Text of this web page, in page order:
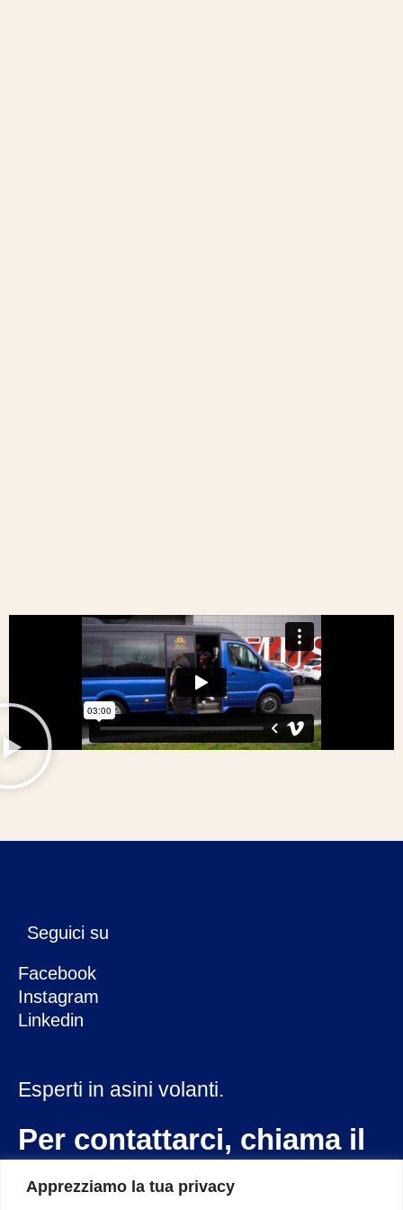
Apprezziamo la tua privacy
Seguici su
Facebook
Instagram
Linkedin
Esperti in asini volanti.
Per contattarci, chiama il
333 2864247